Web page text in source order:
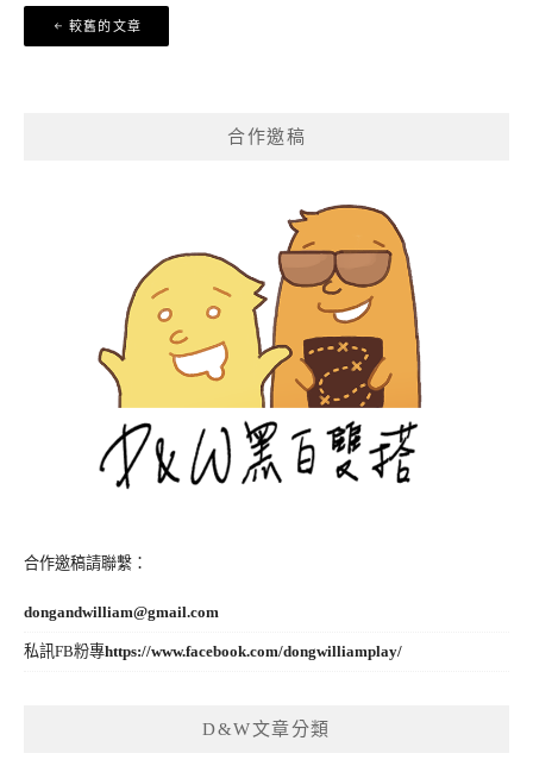
文
章
較舊的文章
合作邀稿
合作邀稿請聯繫：
dongandwilliam@gmail.com
私訊FB粉專https://www.facebook.com/dongwilliamplay/
D&W文章分類